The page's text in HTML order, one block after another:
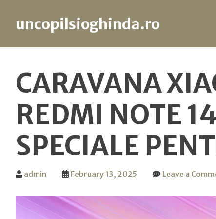
content
uncopilsioghinda.ro
CARAVANA
REDMI NOTE
SPECIALE
admin February 13, 2025 Leave a